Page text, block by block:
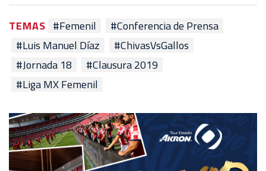
TEMAS #Femenil
#Conferencia de Prensa
#Luis Manuel Díaz
#ChivasVsGallos
#Jornada 18
#Clausura 2019
#Liga MX Femenil